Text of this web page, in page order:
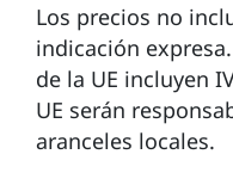
Los precios no
indicación
de la UE incluyen
UE serán
aranceles locales.